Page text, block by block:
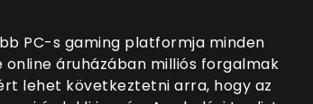
PC-s gaming platformja minden
áruházában milliós forgalmak
lehet következtetni arra, hogy az